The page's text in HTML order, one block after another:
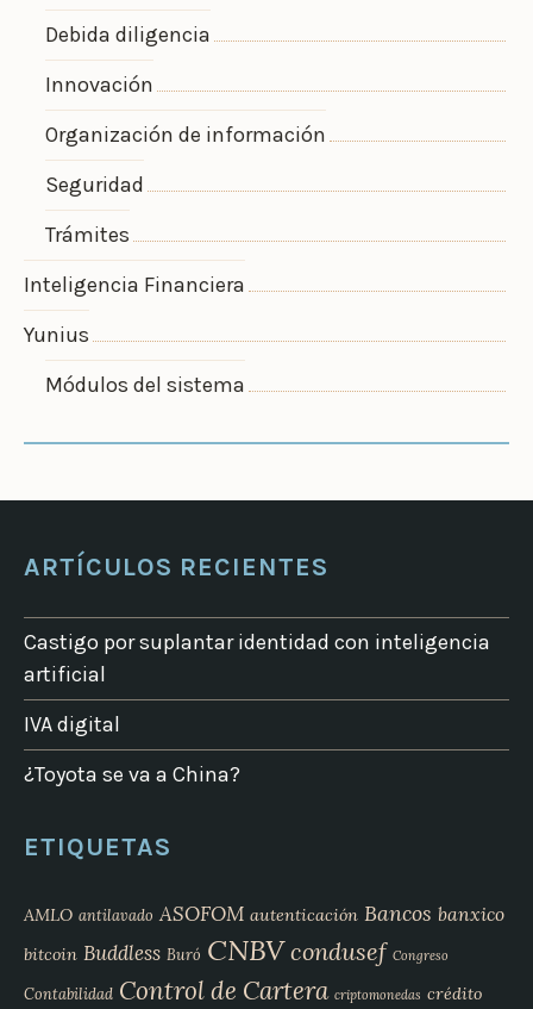
Debida diligencia
Innovación
Organización de información
Seguridad
Trámites
Inteligencia Financiera
Yunius
Módulos del sistema
ARTÍCULOS RECIENTES
Castigo por suplantar identidad con inteligencia
artificial
IVA digital
¿Toyota se va a China?
ETIQUETAS
AMLO antilavado ASOFOM autenticación Bancos banxico
bitcoin Buddless Buró CNBVcondusef Congreso
Contabilidad Control de Cartera criptomonedas crédito